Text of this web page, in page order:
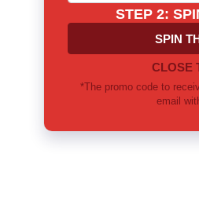
among notes?
together